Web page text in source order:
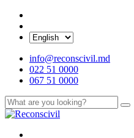
info@reconscivil.md
022 51 0000
067 51 0000